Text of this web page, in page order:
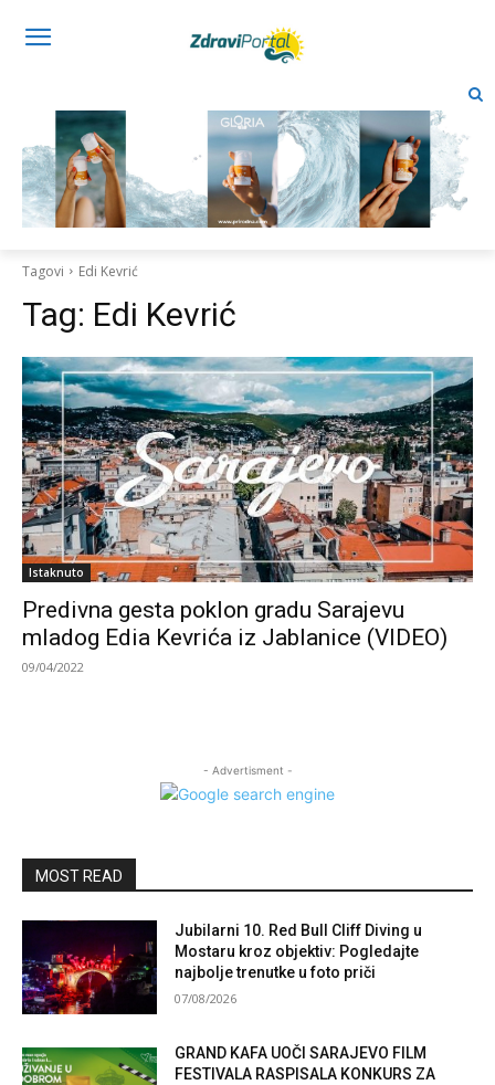
Tagovi Edi Kevrić
Tag: Edi Kevrić
Istaknuto
Predivna gesta poklon gradu Sarajevu
mladog Edia Kevrića iz Jablanice (VIDEO)
09/04/2022
- Advertisment -
MOST READ
Jubilarni 10. Red Bull Cliff Diving u
Mostaru kroz objektiv: Pogledajte
najbolje trenutke u foto priči
07/08/2026
GRAND KAFA UOČI SARAJEVO FILM
FESTIVALA RASPISALA KONKURS ZA